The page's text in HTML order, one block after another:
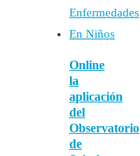
Online
la
aplicación
del
Observatorio
de